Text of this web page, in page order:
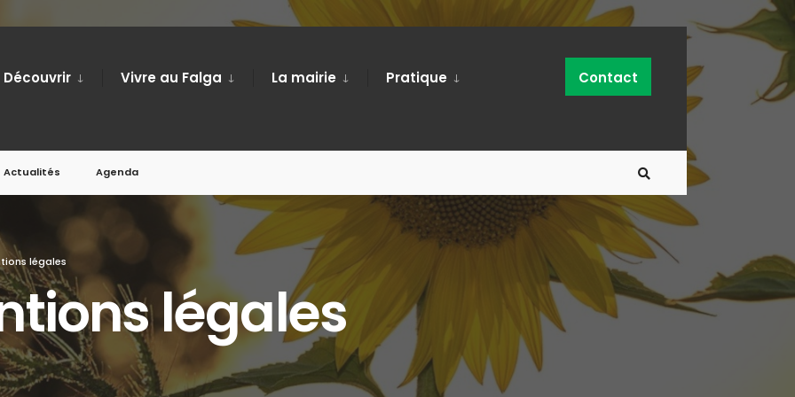
Découvrir Vivre au Falga La mairie Pratique Contact
Actualités Agenda
légales
légales